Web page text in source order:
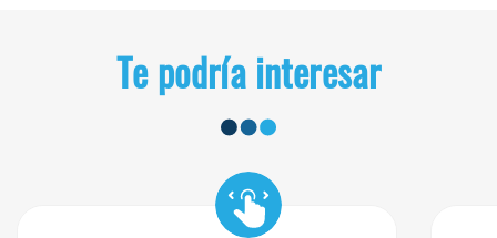
Te podría interesar